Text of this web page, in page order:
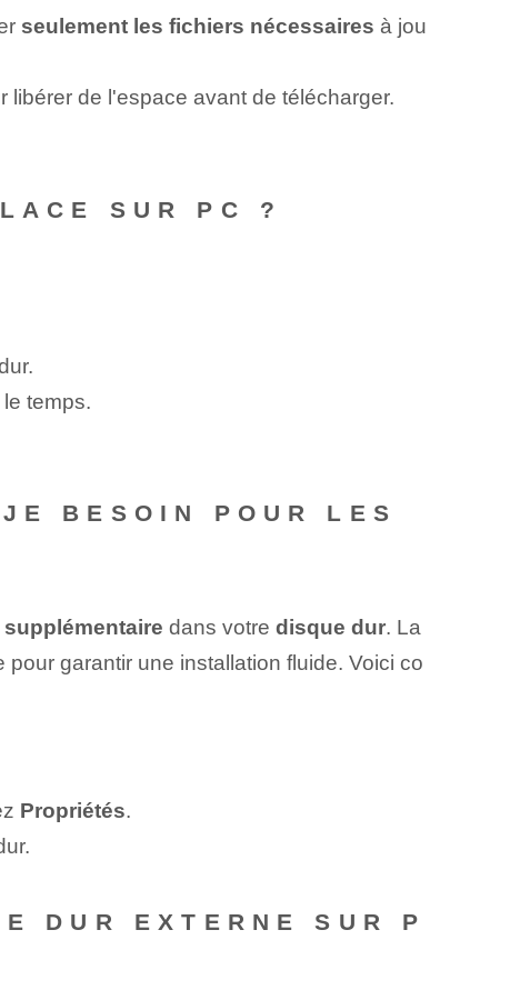
seulement les fichiers nécessaires à jou
libérer de l'espace⁣ avant de télécharger.
SUR PC ?
temps.
BESOIN POUR LES
dans votre disque dur. La
garantir une installation fluide. Voici co
Propriétés.
DUR EXTERNE SUR P